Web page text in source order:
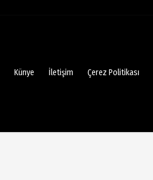
Skolyoz
Künye İletişim Çerez Politikası